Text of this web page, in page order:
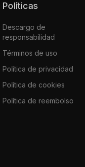
Políticas
Descargo de
responsabilidad
Términos de uso
Política de privacidad
Política de cookies
Política de reembolso